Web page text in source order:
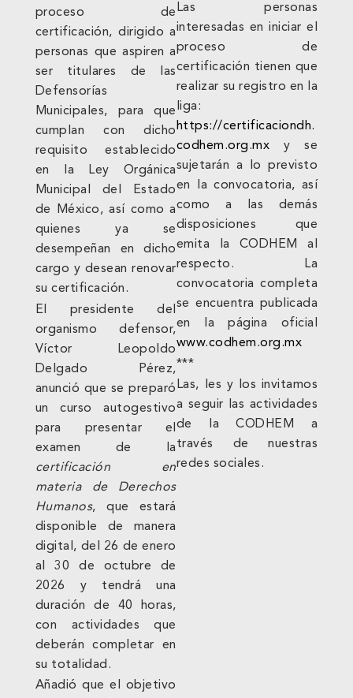
proceso de
certificación, dirigido a
personas que aspiren a
ser titulares de las
Defensorías
Municipales, para que
cumplan con dicho
requisito establecido
en la Ley Orgánica
Municipal del Estado
de México, así como a
quienes ya se
desempeñan en dicho
cargo y desean renovar
su certificación.
El presidente del
organismo defensor,
Víctor Leopoldo
Delgado Pérez,
anunció que se preparó
un curso autogestivo
para presentar el
examen de la
certificación en
materia de Derechos
Humanos, que estará
disponible de manera
digital, del 26 de enero
al 30 de octubre de
2026 y tendrá una
duración de 40 horas,
con actividades que
deberán completar en
su totalidad.
Añadió que el objetivo
Las personas
interesadas en iniciar el
proceso de
certificación tienen que
realizar su registro en la
liga:
https://certificaciondh.
codhem.org.mx y se
sujetarán a lo previsto
en la convocatoria, así
como a las demás
disposiciones que
emita la CODHEM al
respecto. La
convocatoria completa
se encuentra publicada
en la página oficial
www.codhem.org.mx
***
Las, les y los invitamos
a seguir las actividades
de la CODHEM a
través de nuestras
redes sociales.